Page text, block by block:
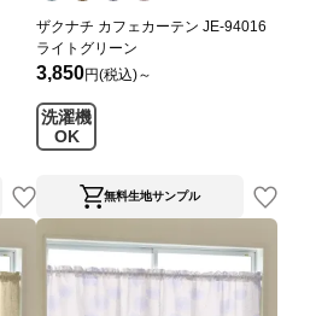
ザクナチ カフェカーテン JE-94016
ライトグリーン
3,850円(税込)～
洗濯機
OK
無料生地サンプル